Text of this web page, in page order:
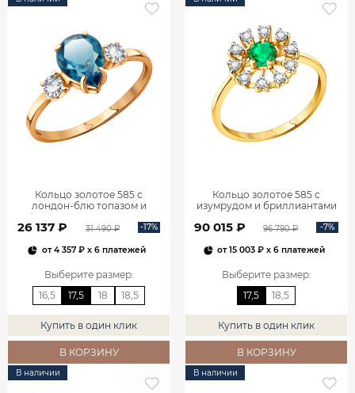
Кольцо золотое 585 с
лондон‑блю топазом и
фианитами 1101174-00740
26 137 ₽ 31 490 ₽ -17%
от4 357 ₽x 6 платежей
Выберите размер:
16,5
17,5 18 18,5
Купить в один клик
В КОРЗИНУ
Кольцо золотое 585 с
изумрудом и бриллиантами
90 015 ₽ 96 790 ₽ -7%
от15 003 ₽ x 6 платежей
Выберите размер:
17,5
18,5
Купить в один клик
В КОРЗИНУ
В наличии В наличии